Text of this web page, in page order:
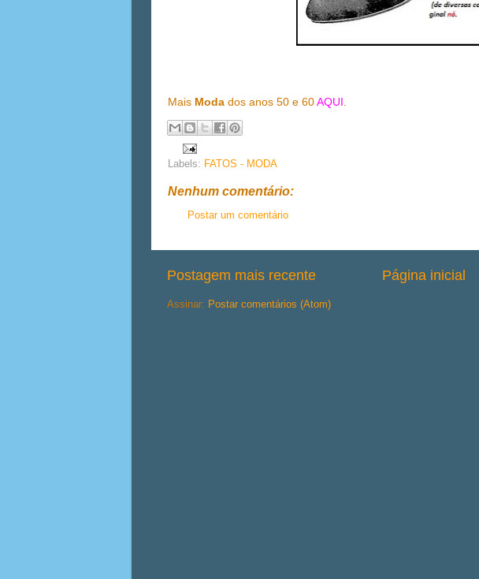
Mais Moda dos anos 50 e 60AQUI.
Labels: FATOS - MODA
Nenhum comentário:
Postar um comentário
Postagem mais recente Página inicial
Assinar: Postar comentários (Atom)